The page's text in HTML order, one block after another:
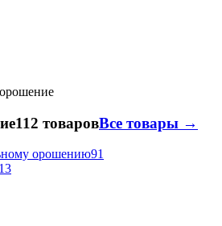
112 товаровВсе товары →
орошению91
13